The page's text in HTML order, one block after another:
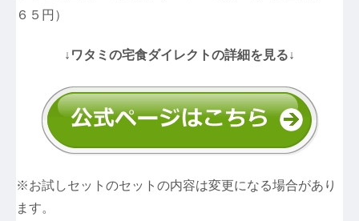
６５円）
↓ワタミの宅食ダイレクトの詳細を見る↓
※お試しセットのセットの内容は変更になる場合があり
ます。